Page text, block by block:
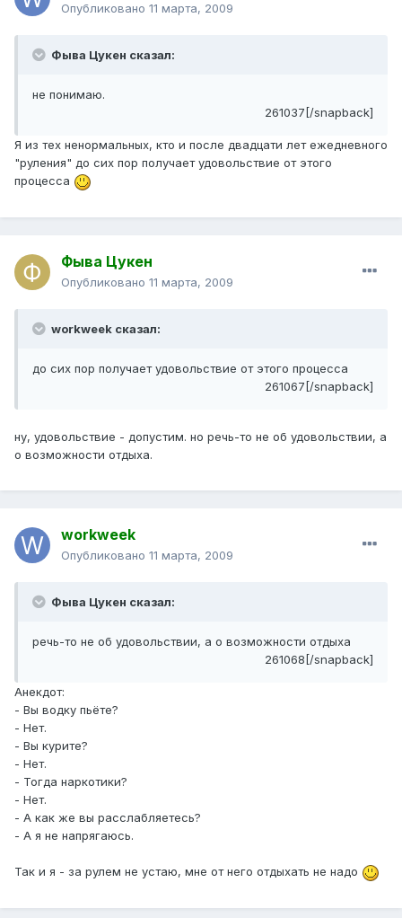
Опубликовано 11 марта, 2009
Фыва Цукен сказал:
не понимаю.
261037[/snapback]
Я из тех ненормальных, кто и после двадцати лет ежедневного
"руления" до сих пор получает удовольствие от этого
процесса
Фыва Цукен
Опубликовано 11 марта, 2009
workweek сказал:
до сих пор получает удовольствие от этого процесса
261067[/snapback]
ну, удовольствие - допустим. но речь-то не об удовольствии, а
о возможности отдыха.
workweek
Опубликовано 11 марта, 2009
Фыва Цукен сказал:
речь-то не об удовольствии, а о возможности отдыха
261068[/snapback]
Анекдот:
- Вы водку пьёте?
- Нет.
- Вы курите?
- Нет.
- Тогда наркотики?
- Нет.
- А как же вы расслабляетесь?
- А я не напрягаюсь.
Так и я - за рулем не устаю, мне от него отдыхать не надо